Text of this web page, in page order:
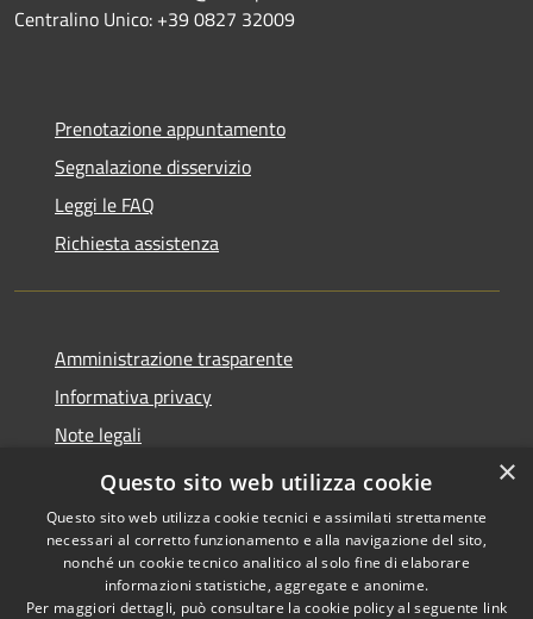
Centralino Unico: +39 0827 32009
Prenotazione appuntamento
Segnalazione disservizio
Leggi le FAQ
Richiesta assistenza
Amministrazione trasparente
Informativa privacy
Note legali
Dichiarazione di accessibilità
Copyright © 2026 • Comune di
×
Questo sito web utilizza cookie
Questo sito web utilizza cookie tecnici e assimilati strettamente
necessari al corretto funzionamento e alla navigazione del sito,
nonché un cookie tecnico analitico al solo fine di elaborare
informazioni statistiche, aggregate e anonime.
Per maggiori dettagli, può consultare la cookie policy al seguente link